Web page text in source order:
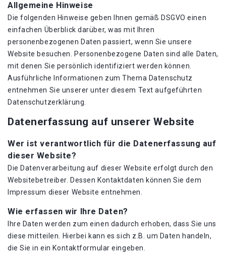
Allgemeine Hinweise
Die folgenden Hinweise geben Ihnen gemäß DSGVO einen
einfachen Überblick darüber, was mit Ihren
personenbezogenen Daten passiert, wenn Sie unsere
Website besuchen. Personenbezogene Daten sind alle Daten,
mit denen Sie persönlich identifiziert werden können.
Ausführliche Informationen zum Thema Datenschutz
entnehmen Sie unserer unter diesem Text aufgeführten
Datenschutzerklärung.
Datenerfassung auf unserer Website
Wer ist verantwortlich für die Datenerfassung auf
dieser Website?
Die Datenverarbeitung auf dieser Website erfolgt durch den
Websitebetreiber. Dessen Kontaktdaten können Sie dem
Impressum dieser Website entnehmen.
Wie erfassen wir Ihre Daten?
Ihre Daten werden zum einen dadurch erhoben, dass Sie uns
diese mitteilen. Hierbei kann es sich z.B. um Daten handeln,
die Sie in ein Kontaktformular eingeben.